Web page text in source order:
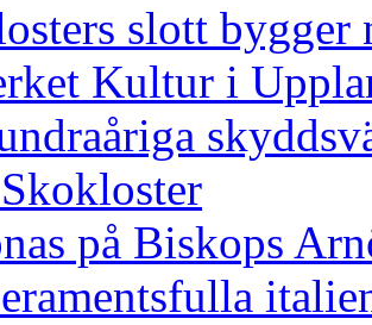
slott
Kultur i
på Biskops